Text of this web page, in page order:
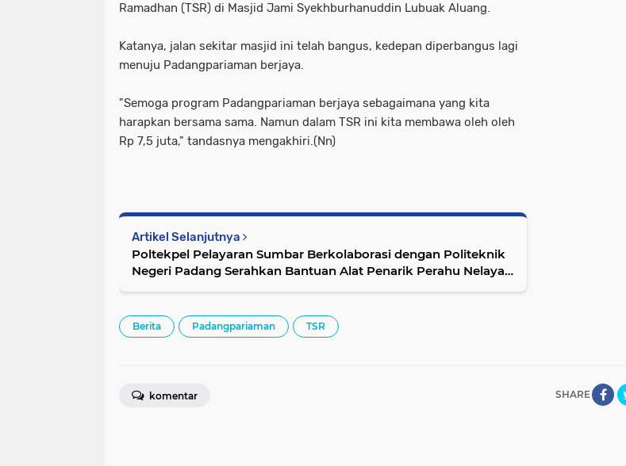
Ramadhan (TSR) di Masjid Jami Syekhburhanuddin Lubuak Aluang.
Katanya, jalan sekitar masjid ini telah bangus, kedepan diperbangus lagi
menuju Padangpariaman berjaya.
"Semoga program Padangpariaman berjaya sebagaimana yang kita
harapkan bersama sama. Namun dalam TSR ini kita membawa oleh oleh
Rp 7,5 juta," tandasnya mengakhiri.(Nn)
Artikel Selanjutnya
Poltekpel Pelayaran Sumbar Berkolaborasi dengan Politeknik
Negeri Padang Serahkan Bantuan Alat Penarik Perahu Nelayan
Berita Padangpariaman TSR
SHARE
komentar